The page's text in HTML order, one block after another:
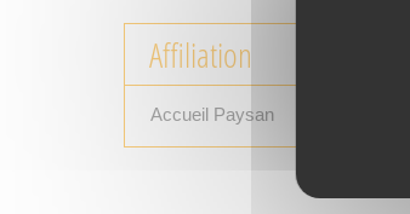
Affiliation
Accueil Paysan